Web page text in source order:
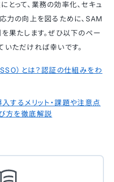
って、業務の効率化、セキュ
力の向上を図るために、SAM
果たします。ぜひ以下のペー
いただければ幸いです。
）とは？認証の仕組みをわ
するメリット・課題や注意点
方を徹底解説